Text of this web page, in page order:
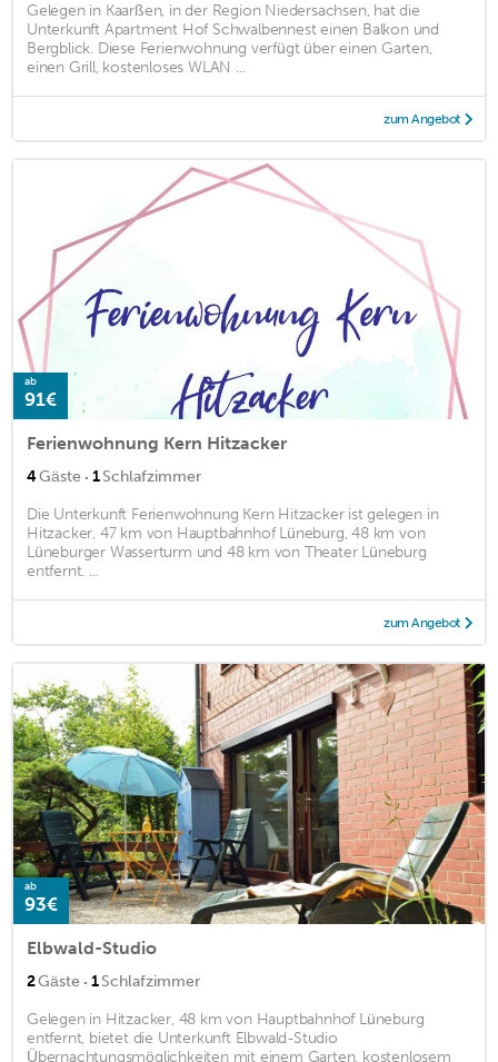
Gelegen in Kaarßen, in der Region Niedersachsen, hat die
Unterkunft Apartment Hof Schwalbennest einen Balkon und
Bergblick. Diese Ferienwohnung verfügt über einen Garten,
einen Grill, kostenloses WLAN ...
zum Angebot
ab
91€
Ferienwohnung Kern Hitzacker
4Gäste · 1Schlafzimmer
Die Unterkunft Ferienwohnung Kern Hitzacker ist gelegen in
Hitzacker, 47 km von Hauptbahnhof Lüneburg, 48 km von
Lüneburger Wasserturm und 48 km von Theater Lüneburg
entfernt. ...
zum Angebot
ab
93€
Elbwald-Studio
2Gäste · 1Schlafzimmer
Gelegen in Hitzacker, 48 km von Hauptbahnhof Lüneburg
entfernt, bietet die Unterkunft Elbwald-Studio
Übernachtungsmöglichkeiten mit einem Garten, kostenlosem